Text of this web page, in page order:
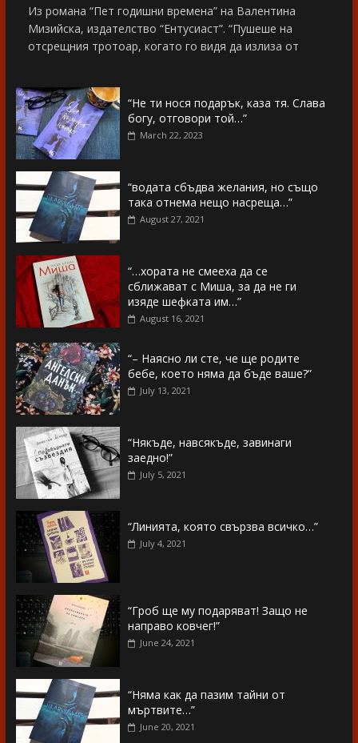
Из романа “Пет годишни времена” на Валентина
Мизийска, издателство “Ентусиаст”. “Пушеше на
отсрещния тротоар, когато го видя да излиза от
“Не ти нося подарък, каза тя. Слава
богу, отговори той…”
March 22, 2023
“водата сбъдва желания, но също
така отнема нещо насреща…”
August 27, 2021
“…хората не смееха да се
сближават с Миша, за да не ги
изяде шефката им…”
August 16, 2021
“– Наясно ли сте, че ще родите
бебе, което няма да бъде ваше?”
July 13, 2021
“Някъде, навсякъде, завинаги
заедно!”
July 5, 2021
“Линията, която свързва всичко…”
July 4, 2021
“Гроб ще му подаряват! Защо не
направо ковчег!”
June 24, 2021
“Няма как да пазим тайни от
мъртвите…”
June 20, 2021